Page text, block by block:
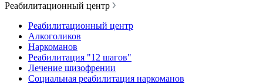
Реабилитационный центр
Реабилитационный центр
Алкоголиков
Наркоманов
Реабилитация "12 шагов"
Лечение шизофрении
Социальная реабилитация наркоманов